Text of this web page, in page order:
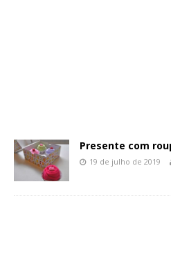
Presente com
19 de julho de 2019